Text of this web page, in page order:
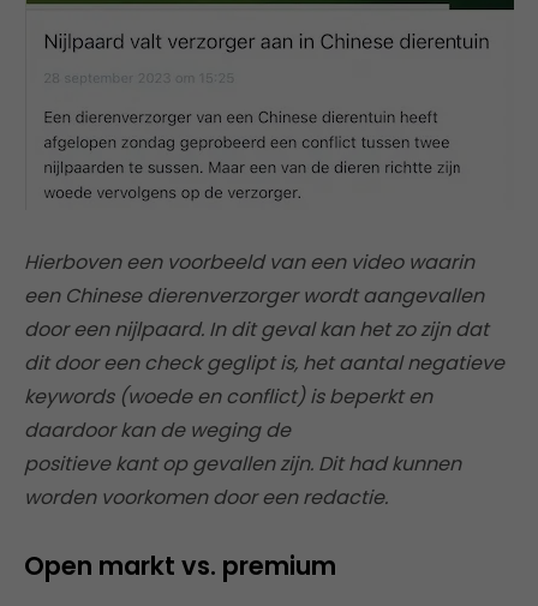
Hierboven een voorbeeld van een video waarin
een Chinese dierenverzorger wordt aangevallen
door een nijlpaard. In dit geval kan het zo zijn dat
dit door een check geglipt is, hetaantal negatieve
keywords (woede en conflict) is beperkt en
daardoor kan de weging de
positieve kant op gevallen zijn. Dit had kunnen
worden voorkomen door een redactie.
Open markt vs. premium